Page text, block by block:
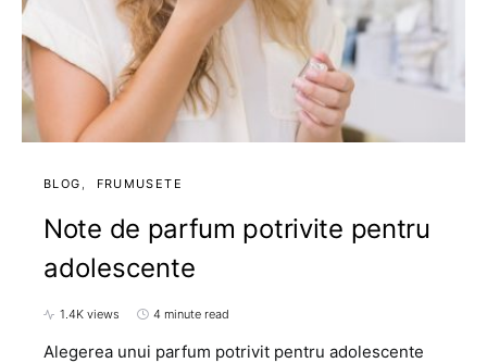
BLOG FRUMUSETE
Note de parfum potrivite pentru
adolescente
1.4K views 4 minute read
Alegerea unui parfum potrivit pentru adolescente